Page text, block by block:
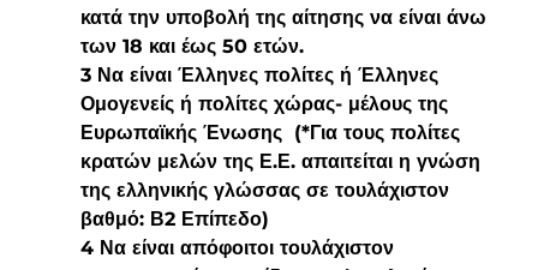
κατά την υποβολή της αίτησης να είναι άνω
των 18 και έως 50 ετών.
3 Να είναι Έλληνες πολίτες ή Έλληνες
Ομογενείς ή πολίτες χώρας- μέλους της
Ευρωπαϊκής Ένωσης  (*Για τους πολίτες
κρατών μελών της Ε.Ε. απαιτείται η γνώση
της ελληνικής γλώσσας σε τουλάχιστον
βαθμό: Β2 Επίπεδο)
4 Να είναι απόφοιτοι τουλάχιστον